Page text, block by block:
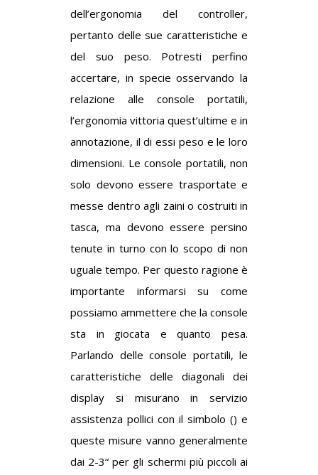
dell’ergonomia del controller,
pertanto delle sue caratteristiche e
del suo peso. Potresti perfino
accertare, in specie osservando la
relazione alle console portatili,
l’ergonomia vittoria quest’ultime e in
annotazione, il di essi peso e le loro
dimensioni. Le console portatili, non
solo devono essere trasportate e
messe dentro agli zaini o costruiti in
tasca, ma devono essere persino
tenute in turno con lo scopo di non
uguale tempo. Per questo ragione è
importante informarsi su come
possiamo ammettere che la console
sta in giocata e quanto pesa.
Parlando delle console portatili, le
caratteristiche delle diagonali dei
display si misurano in servizio
assistenza pollici con il simbolo () e
queste misure vanno generalmente
dai 2-3“ per gli schermi più piccoli ai